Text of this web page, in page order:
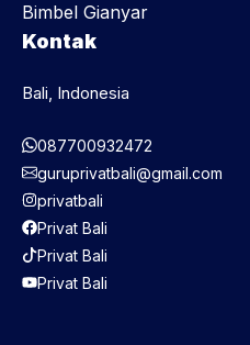
Bimbel Gianyar
Kontak
Bali, Indonesia
087700932472
guruprivatbali@gmail.com
privatbali
Privat Bali
Privat Bali
Privat Bali